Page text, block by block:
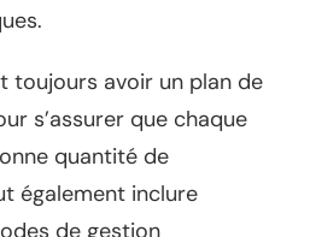
toujours avoir un plan de
s’assurer que chaque
quantité de
également inclure
de gestion